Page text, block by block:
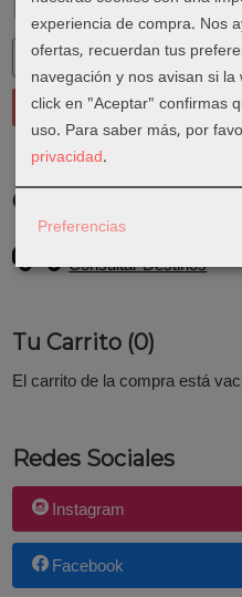
Marcas
Costes de Envío
GRATIS *
Consultar Destinos
Tu Carrito (0)
El carrito de la compra está
Redes Sociales
Instagram
Facebook
experiencia de compra. Nos
ofertas, recuerdan tus
navegación y nos avisan si
click en "Aceptar" confirmas
uso. Para saber más, por
privacidad.
Preferencias